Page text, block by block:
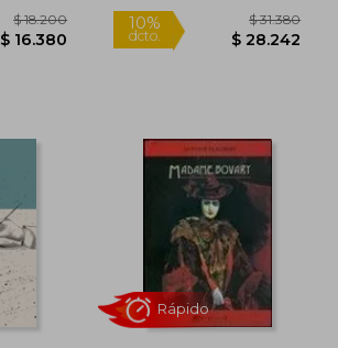
10%